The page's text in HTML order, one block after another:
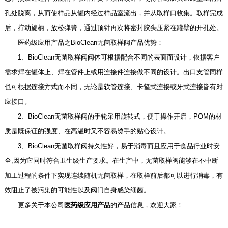
孔处脱离，从而使样品从罐内经过样品室流出，并从取样口收集。取样完成
后，拧动旋柄，放松弹簧，通过顶针再次将密封胶头压紧在罐壁的开孔处。
医药级应用产品之BioClean无菌取样阀产品优势：
1、BioClean无菌取样阀阀体可根据配合不同的表面而设计，依据客户
需求焊在罐体上、焊在管件上或用连接件连接做不同的设计。出口支管同样
也可根据连接方式而不同，无论是软管连接、卡箍式连接或牙式连接皆有对
应接口。
2、BioClean无菌取样阀的手轮采用旋转式，便于操作开启，POM的材
质是既保证的强度、在高温时又不容易烫手的贴心设计。
3、BioClean无菌取样阀持久性好，易于消毒而且应用于食品行业时安
全,因为它同时符合卫生级生产要求。在生产中，无菌取样阀能够在不中断
加工过程的条件下实现连续随机无菌取样，在取样前后都可以进行消毒，有
效阻止了被污染的可能性以及阀门自身感染细菌。
更多关于本公司 医药级应用产品的产品信息，欢迎大家！